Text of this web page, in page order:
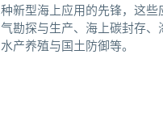
种新型海上应用的先锋，这些
气勘探与生产、海上碳封存、
水产养殖与国土防御等。